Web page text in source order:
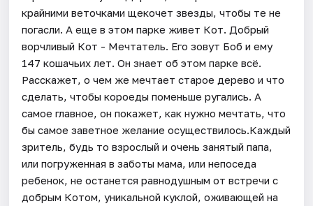
крайними веточками щекочет звезды, чтобы те не
погасли. А еще в этом парке живет Кот. Добрый
ворчливый Кот - Мечтатель. Его зовут Боб и ему
147 кошачьих лет. Он знает об этом парке всё.
Расскажет, о чем же мечтает старое дерево и что
сделать, чтобы короеды поменьше ругались. А
самое главное, он покажет, как нужно мечтать, что
бы самое заветное желание осуществилось.Каждый
зритель, будь то взрослый и очень занятый папа,
или погруженная в заботы мама, или непоседа
ребенок, не останется равнодушным от встречи с
добрым Котом, уникальной куклой, оживающей на